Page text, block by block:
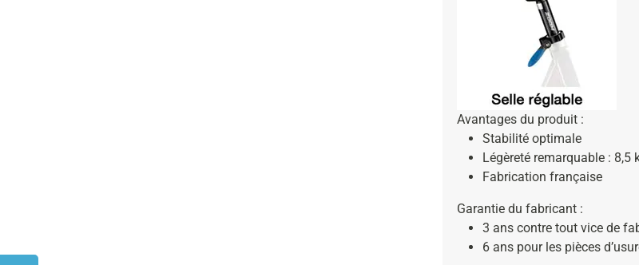
Avantages du produit :
Stabilité optimale
Légèreté remarquable : 8,5
Fabrication française
Garantie du fabricant :
3 ans contre tout vice de
6 ans pour les pièces